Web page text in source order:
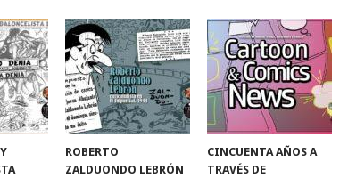
ROBERTO
ZALDUONDO LEBRÓN
CINCUENTA AÑOS A
TRAVÉS DE